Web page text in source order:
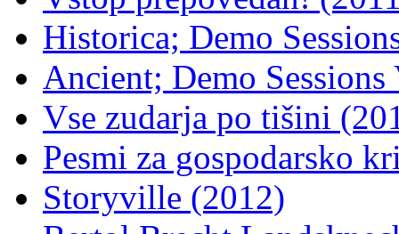
Historica; Demo
Ancient; Demo
Vse zudarja po tišini
Pesmi za gospodarsko
Storyville (2012)